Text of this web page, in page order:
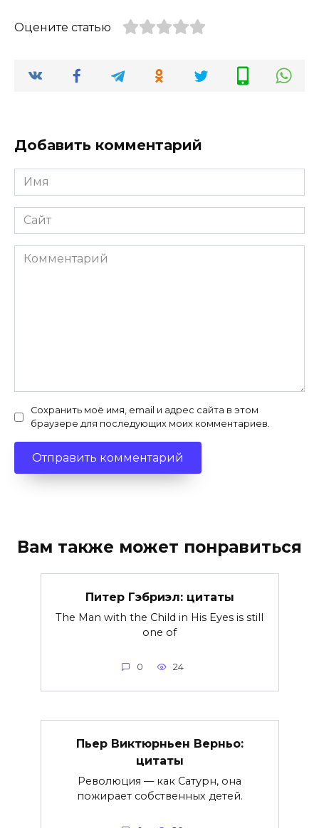
Оцените статью
Добавить комментарий
Имя
*
Сайт
Комментарий
Сохранить моё имя, email и адрес сайта в этом
браузере для последующих моих комментариев.
Вам также может понравиться
Питер Гэбриэл: цитаты
The Man with the Child in His Eyes is still
one of
0 24
Пьер Виктюрньен Верньо:
цитаты
Революция — как Сатурн, она
пожирает собственных детей.